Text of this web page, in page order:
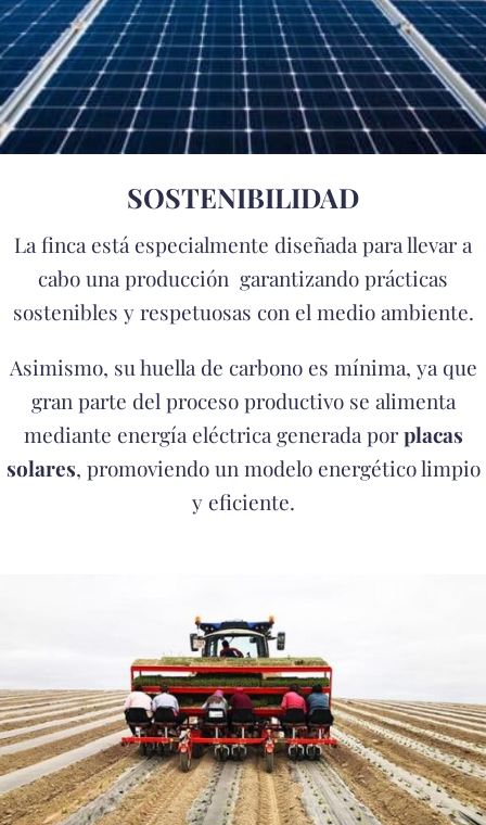
SOSTENIBILIDAD
La finca está especialmente diseñada para llevar a
cabo una producción garantizando prácticas
sostenibles y respetuosas con el medio ambiente.
Asimismo, su huella de carbono es mínima, ya que
gran parte del proceso productivo se alimenta
mediante energía eléctrica generada porplacas
solares, promoviendo un modelo energético limpio
y eficiente.